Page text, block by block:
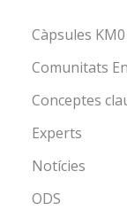
Càpsules
Comunitats
Conceptes
Experts
Notícies
ODS